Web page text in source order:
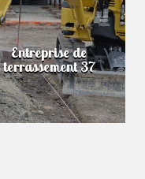
Entreprise de
terrassement 37